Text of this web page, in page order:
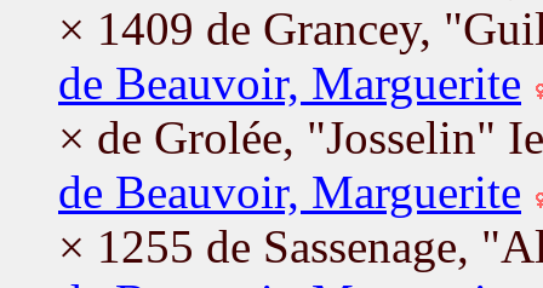
× 1409 de Grancey,
de Beauvoir, Marguerite
× de Grolée, "Josselin"
de Beauvoir, Marguerite
× 1255 de Sassenage,